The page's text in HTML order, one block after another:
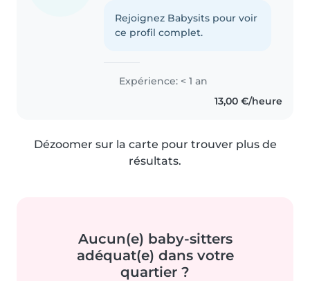
Rejoignez Babysits pour voir
ce profil complet.
Expérience: < 1 an
13,00 €/heure
Dézoomer sur la carte pour trouver plus de
résultats.
Aucun(e) baby-sitters
adéquat(e) dans votre
quartier ?